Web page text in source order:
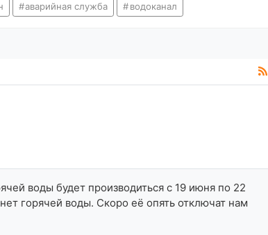
аварийная служба водоканал
воды будет производиться с 19 июня по 22
горячей воды. Скоро её опять отключат нам